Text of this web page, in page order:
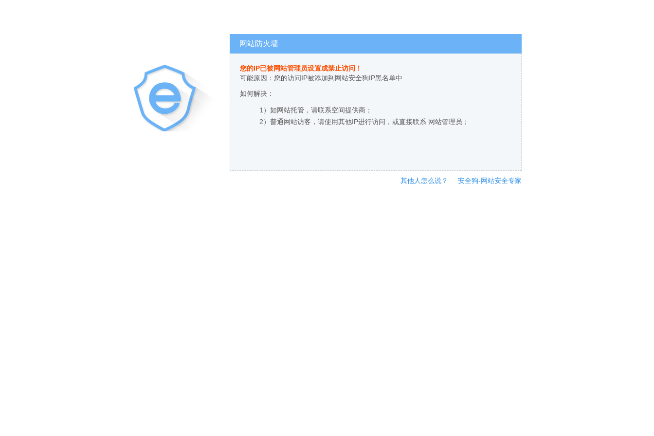
网站防火墙
您的IP已被网站管理员设置成禁止访问！
可能原因：您的访问IP被添加到网站安全狗IP黑名单中
如何解决：
1）如网站托管，请联系空间提供商；
2）普通网站访客，请使用其他IP进行访问，或直接联系 网站管理员；
其他人怎么说？ 安全狗-网站安全专家